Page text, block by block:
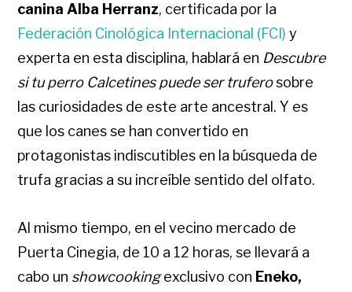
canina Alba Herranz, certificada por la
Federación Cinológica Internacional (FCI) y
experta en esta disciplina, hablará en Descubre
si tu perro Calcetines puede ser truferosobre
las curiosidades de este arte ancestral. Y es
que los canes se han convertido en
protagonistas indiscutibles en la búsqueda de
trufa gracias a su increíble sentido del olfato.
Al mismo tiempo, en el vecino mercado de
Puerta Cinegia, de 10 a 12 horas, se llevará a
cabo un showcookingexclusivo con Eneko,